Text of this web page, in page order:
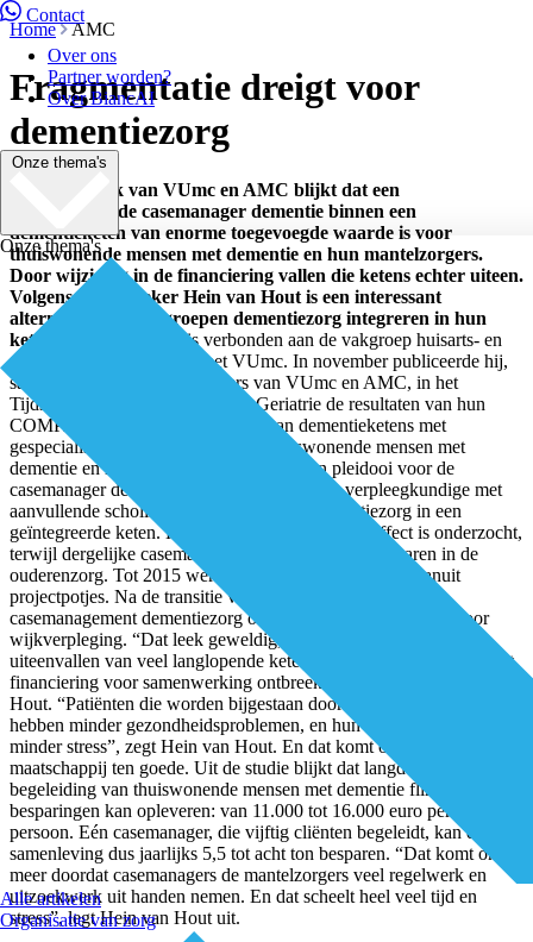
Contact
Over ons
Partner worden?
Over BiancAI
Onze thema's
Onze thema's
Alle artikelen
Organisatie van zorg
Home AMC
Fragmentatie dreigt voor
dementiezorg
Uit onderzoek van VUmc en AMC blijkt dat een
gespecialiseerde casemanager dementie binnen een
dementieketen van enorme toegevoegde waarde is voor
thuiswonende mensen met dementie en hun mantelzorgers.
Door wijziging in de financiering vallen die ketens echter uiteen.
Volgens onderzoeker Hein van Hout is een interessant
alternatief dat zorggroepen dementiezorg integreren in hun
ketens.
Hein van Hout is verbonden aan de vakgroep huisarts- en
ouderengeneeskunde van het VUmc. In november publiceerde hij,
samen met andere onderzoekers van VUmc en AMC, in het
Tijdschrift voor Gerontologie en Geriatrie de resultaten van hun
COMPAS-studie naar de effecten van dementieketens met
gespecialiseerde begeleiding voor thuiswonende mensen met
dementie en hun mantelzorgers. Het is een pleidooi voor de
casemanager dementie: een gespecialiseerde verpleegkundige met
aanvullende scholing op het gebied van dementiezorg in een
geïntegreerde keten. Het is voor het eerst dat dit effect is onderzocht,
terwijl dergelijke casemanagers al jaren werkzaam waren in de
ouderenzorg. Tot 2015 werden ze veelal gefinancierd vanuit
projectpotjes. Na de transitie viel de financiering voor
casemanagement dementiezorg onder het algemene budget voor
wijkverpleging. “Dat leek geweldig, maar heeft onbedoeld het
uiteenvallen van veel langlopende ketens in de hand gewerkt. Want
financiering voor samenwerking ontbreekt”, zo constateert Van
Hout. “Patiënten die worden bijgestaan door een casemanager
hebben minder gezondheidsproblemen, en hun mantelzorgers
minder stress”, zegt Hein van Hout. En dat komt ook de
maatschappij ten goede. Uit de studie blijkt dat langdurige
begeleiding van thuiswonende mensen met dementie flinke
besparingen kan opleveren: van 11.000 tot 16.000 euro per jaar per
persoon. Eén casemanager, die vijftig cliënten begeleidt, kan de
samenleving dus jaarlijks 5,5 tot acht ton besparen. “Dat komt onder
meer doordat casemanagers de mantelzorgers veel regelwerk en
uitzoekwerk uit handen nemen. En dat scheelt heel veel tijd en
stress”, legt Hein van Hout uit.